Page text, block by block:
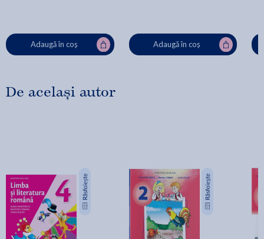
Adaugă în coș Adaugă în coș
De același autor